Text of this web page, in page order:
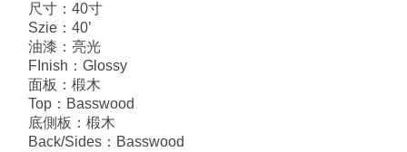
尺寸：40寸
Szie：40’
油漆：亮光
FInish：Glossy
面板：椴木
Top：Basswood
底側板：椴木
Back/Sides：Basswood